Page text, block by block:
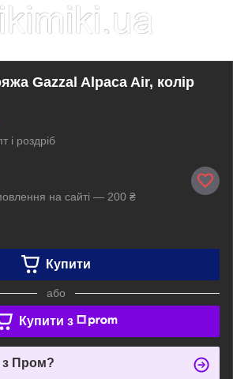
Gazzal Alpaca Air, колір
і роздріб
на сайті — 200 ₴
Купити
або
Купити з
з Пром?